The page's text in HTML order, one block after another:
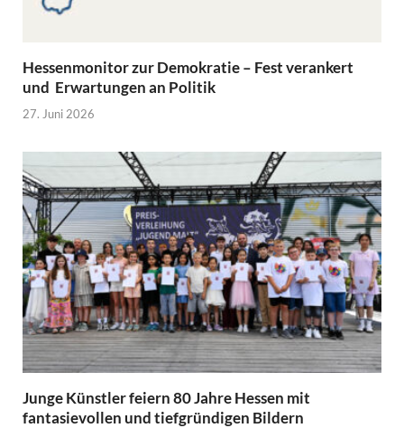
Hessenmonitor zur Demokratie – Fest verankert
und Erwartungen an Politik
27. Juni 2026
Junge Künstler feiern 80 Jahre Hessen mit
fantasievollen und tiefgründigen Bildern